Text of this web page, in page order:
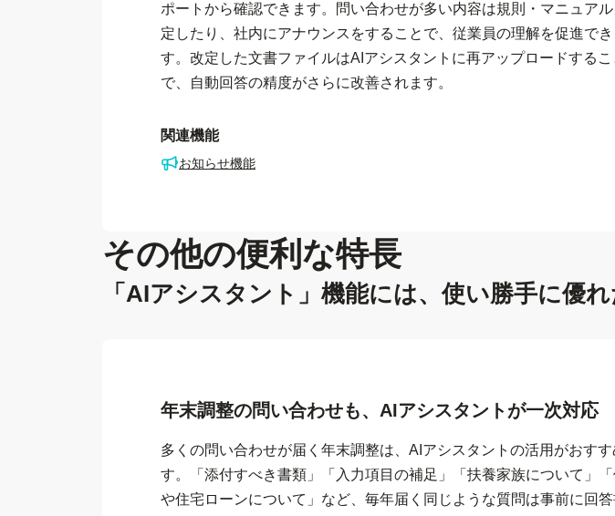
ポートから確認できます。問い合わせが多い内容は規則・マニュア
定したり、社内にアナウンスをすることで、従業員の理解を促進でき
す。改定した文書ファイルはAIアシスタントに再アップロードするこ
で、自動回答の精度がさらに改善されます。
関連機能
お知らせ機能
その他の便利な特長
「AIアシスタント」機能には、使い勝手に優
年末調整の問い合わせも、AIアシスタントが一次対応
多くの問い合わせが届く年末調整は、AIアシスタントの活用がおす
す。「添付すべき書類」「入力項目の補足」「扶養家族について」
や住宅ローンについて」など、毎年届く同じような質問は事前に回